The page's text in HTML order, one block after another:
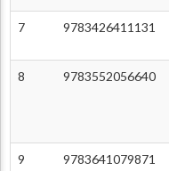
7 9783426411131
8 9783552056640
9 9783641079871